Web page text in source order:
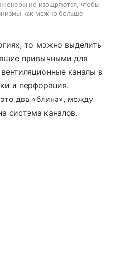
не изощряются, чтобы
как можно больше
то можно выделить
привычными для
каналы в
и перфорация.
два «блина», между
система каналов.